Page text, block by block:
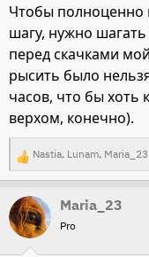
Чтобы полноценно
шагу, нужно шагать
перед скачками
рысить было
часов, что бы хоть
верхом, конечно).
Р
е
а
к
Nastia, Lunam, Maria_23
Maria_23
Pro